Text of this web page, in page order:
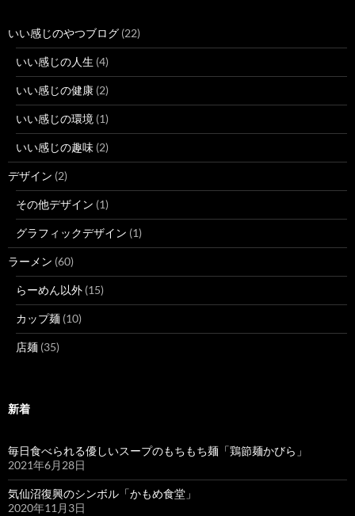
いい感じのやつブログ (22)
いい感じの人生 (4)
いい感じの健康 (2)
いい感じの環境 (1)
いい感じの趣味 (2)
デザイン (2)
その他デザイン (1)
グラフィックデザイン (1)
ラーメン (60)
らーめん以外 (15)
カップ麺 (10)
店麺 (35)
新着
毎日食べられる優しいスープのもちもち麺「鶏節麺かびら」
2021年6月28日
気仙沼復興のシンボル「かもめ食堂」
2020年11月3日